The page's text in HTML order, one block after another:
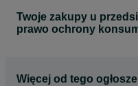
Twoje zakupy u
prawo ochrony
Więcej od tego